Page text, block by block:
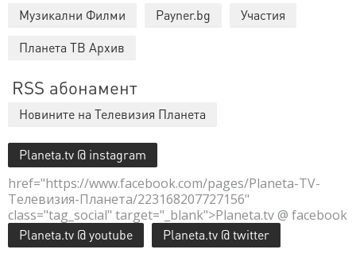
Музикални Филми
Payner.bg
Участия
Планета ТВ Архив
RSS абонамент
Новините на Телевизия Планета
Planeta.tv @ instagram
href="https://www.facebook.com/pages/Planeta-TV-
Телевизия-Планета/223168207727156"
class="tag_social" target="_blank">Planeta.tv @ facebook
Planeta.tv @ youtube Planeta.tv @ twitter